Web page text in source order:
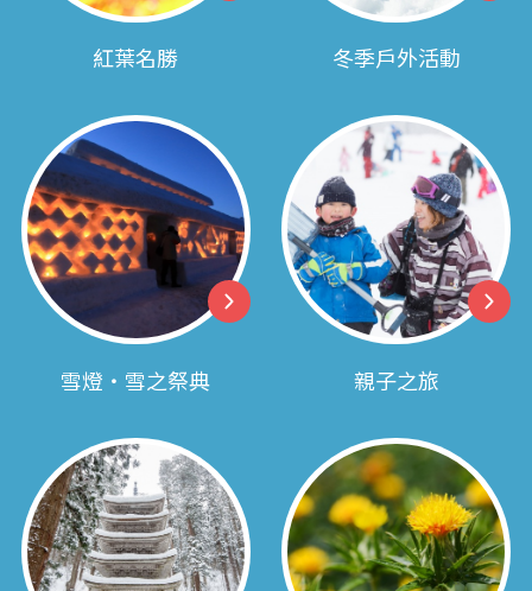
紅葉名勝 冬季戶外活動
雪燈‧雪之祭典 親子之旅